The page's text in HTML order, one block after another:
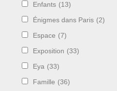
Enfants (13)
Énigmes dans Paris (2)
Espace (7)
Exposition (33)
Eya (33)
Famille (36)